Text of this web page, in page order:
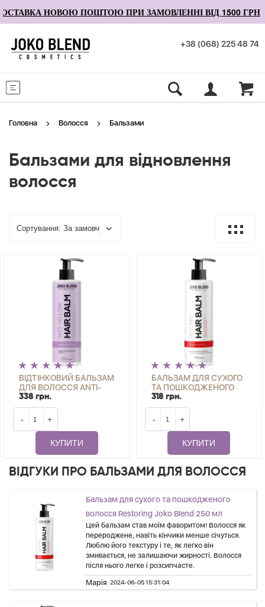
НОВОЮ ПОШТОЮ ПРИ ЗАМОВЛЕННІ ВІД 1500 ГРН
+38 (068) 225 48 74
Головна Волосся Бальзами
Бальзами для відновлення
волосся
ВІДТІНКОВИЙ БАЛЬЗАМ
ДЛЯ ВОЛОССЯ ANTI-
YELLOW JOKO BLEND
250 МЛ
338 грн.
- +
КУПИТИ
БАЛЬЗАМ ДЛЯ СУХОГО
ТА ПОШКОДЖЕНОГО
ВОЛОССЯ RESTORING
JOKO BLEND 250 МЛ
318 грн.
- +
КУПИТИ
ВІДГУКИ ПРО БАЛЬЗАМИ ДЛЯ ВОЛОССЯ
Бальзам для сухого та пошкодженого
волосся Restoring Joko Blend 250 мл
Цей бальзам став моїм фаворитом! Волосся як
перероджене, навіть кінчики менше січуться.
Люблю його текстуру і те, як легко він
змивається, не залишаючи жирності. Волосся
після нього легке і розсипчасте.
Марія 2024-06-05 15:31:04